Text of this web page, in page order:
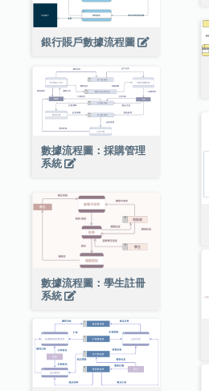
銀行賬戶數據流程圖
數據流程圖：採購管理
系統
數據流程圖：學生註冊
系統